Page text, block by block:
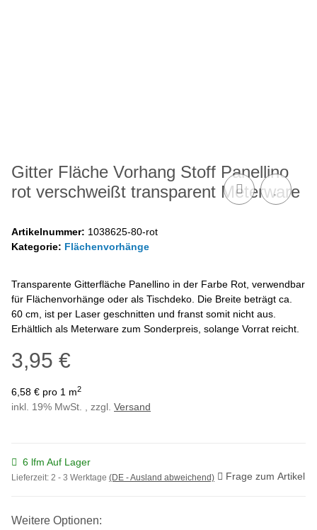
Gitter Fläche Vorhang Stoff Panellino
rot verschweißt transparent Meterware
Artikelnummer: 1038625-80-rot
Kategorie: Flächenvorhänge
Transparente Gitterfläche Panellino in der Farbe Rot, verwendbar
für Flächenvorhänge oder als Tischdeko. Die Breite beträgt ca.
60 cm, ist per Laser geschnitten und franst somit nicht aus.
Erhältlich als Meterware zum Sonderpreis, solange Vorrat reicht.
3,95 €
6,58 € pro 1 m2
inkl. 19% MwSt. , zzgl. Versand
6 lfm Auf Lager
Lieferzeit: 2 - 3 Werktage (DE - Ausland abweichend) Frage zum Artikel
Weitere Optionen: